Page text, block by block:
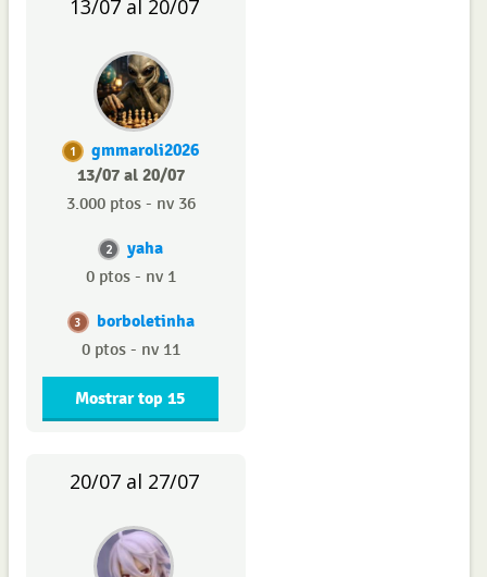
13/07 al 20/07
1
gmmaroli2026
13/07 al 20/07
3.000 ptos - nv 36
2 yaha
0 ptos - nv 1
3 borboletinha
0 ptos - nv 11
Mostrar top 15
20/07 al 27/07